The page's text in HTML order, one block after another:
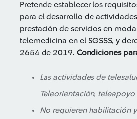
Pretende establecer los
para el desarrollo de
prestación de servicios en
telemedicina en el SGSSS, y
2654 de 2019. Condiciones
Las actividades de
Teleorientación, teleapoyo
No requieren habilitación